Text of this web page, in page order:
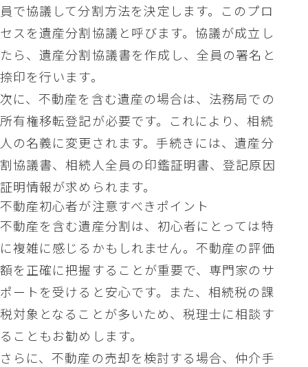
員で協議して分割方法を決定します。このプロ
セスを遺産分割協議と呼びます。協議が成立し
たら、遺産分割協議書を作成し、全員の署名と
捺印を行います。
次に、不動産を含む遺産の場合は、法務局での
所有権移転登記が必要です。これにより、相続
人の名義に変更されます。手続きには、遺産分
割協議書、相続人全員の印鑑証明書、登記原因
証明情報が求められます。
不動産初心者が注意すべきポイント
不動産を含む遺産分割は、初心者にとっては特
に複雑に感じるかもしれません。不動産の評価
額を正確に把握することが重要で、専門家のサ
ポートを受けると安心です。また、相続税の課
税対象となることが多いため、税理士に相談す
ることもお勧めします。
さらに、不動産の売却を検討する場合、仲介手